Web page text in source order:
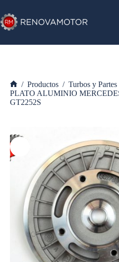
al
contenido
Inicio
/ Productos / Turbos y Partes
PLATO ALUMINIO
GT2252S